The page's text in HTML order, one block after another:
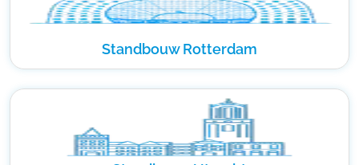
Standbouw Rotterdam